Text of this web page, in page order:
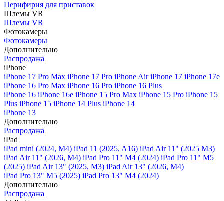
Перифирия для приставок
Шлемы VR
Шлемы VR
Фотокамеры
Фотокамеры
Дополнительно
Распродажа
iPhone
iPhone 17 Pro Max iPhone 17 Pro iPhone AiriPhone 17 iPhone 17e
iPhone 16 Pro Max iPhone 16 Pro iPhone 16 Plus
iPhone 16 iPhone 16e iPhone 15 Pro Max iPhone 15 Pro iPhone 15
Plus iPhone 15 iPhone 14 Plus iPhone 14
iPhone 13
Дополнительно
Распродажа
iPad
iPad mini (2024, M4) iPad 11 (2025, A16) iPad Air 11" (2025 M3)
iPad Air 11" (2026, M4) iPad Pro 11" M4 (2024) iPad Pro 11" M5
(2025) iPad Air 13" (2025, M3) iPad Air 13" (2026, M4)
iPad Pro 13" M5 (2025) iPad Pro 13" M4 (2024)
Дополнительно
Распродажа